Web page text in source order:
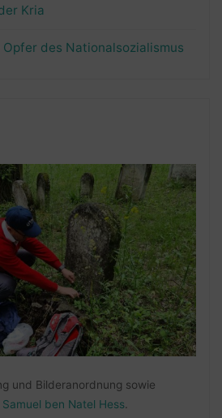
Kria
des Nationalsozialismus
und Bilderanordnung sowie
Samuel ben Natel Hess.